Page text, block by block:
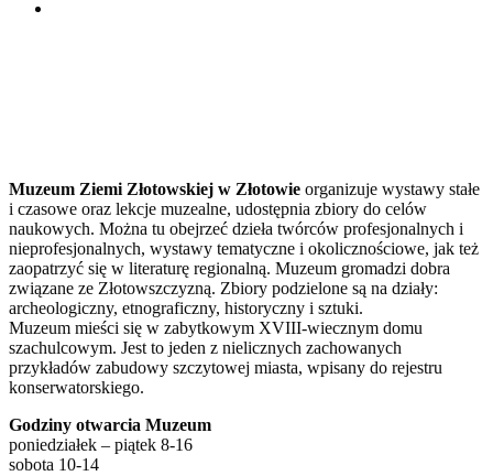
Muzeum Ziemi Złotowskiej w Złotowie organizuje wystawy stałe
i czasowe oraz lekcje muzealne, udostępnia zbiory do celów
naukowych. Można tu obejrzeć dzieła twórców profesjonalnych i
nieprofesjonalnych, wystawy tematyczne i okolicznościowe, jak też
zaopatrzyć się w literaturę regionalną. Muzeum gromadzi dobra
związane ze Złotowszczyzną. Zbiory podzielone są na działy:
archeologiczny, etnograficzny, historyczny i sztuki.
Muzeum mieści się w zabytkowym XVIII-wiecznym domu
szachulcowym. Jest to jeden z nielicznych zachowanych
przykładów zabudowy szczytowej miasta, wpisany do rejestru
konserwatorskiego.
Godziny otwarcia Muzeum
poniedziałek – piątek 8-16
sobota 10-14